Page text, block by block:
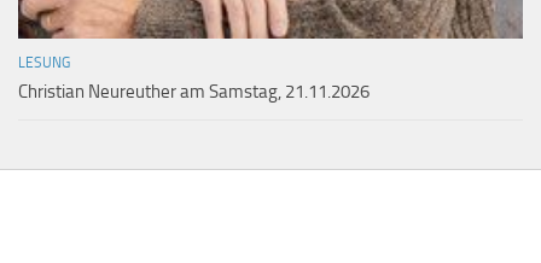
LESUNG
Christian Neureuther am Samstag, 21.11.2026